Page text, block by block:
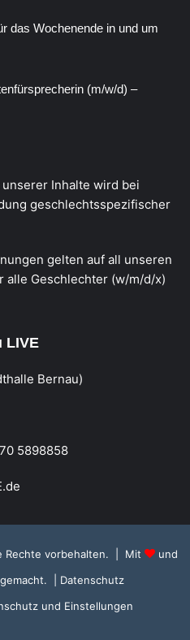
das Wochenende in und um
(m/w/d) –
Inhalte wird bei
geschlechtsspezifischer
gelten auf all unseren
alle Geschlechter (w/m/d/x)
LIVE
Bernau)
5898858
Rechte vorbehalten. | Mit
und
| Datenschutz
und Einstellungen